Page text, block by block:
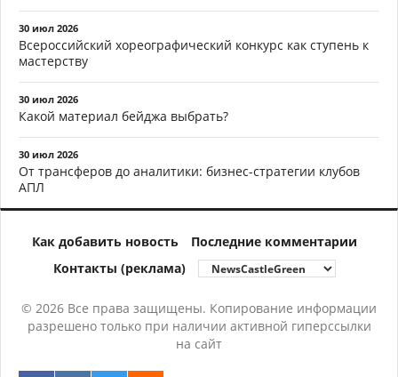
30 июл 2026
Всероссийский хореографический конкурс как ступень к
мастерству
30 июл 2026
Какой материал бейджа выбрать?
30 июл 2026
От трансферов до аналитики: бизнес-стратегии клубов
АПЛ
Как добавить новость
Последние комментарии
Контакты (реклама)
© 2026 Все права защищены. Копирование информации
разрешено только при наличии активной гиперссылки
на сайт